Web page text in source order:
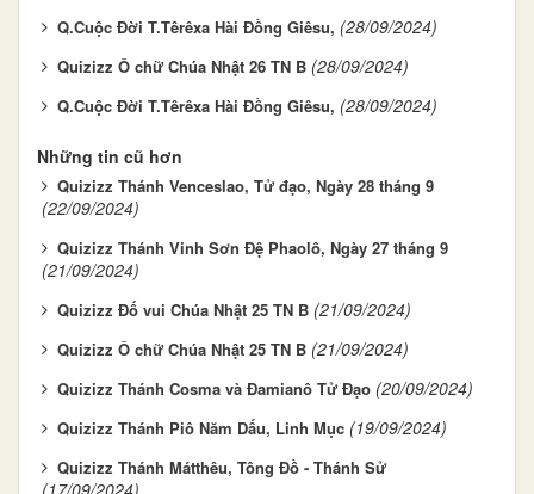
Q.Cuộc Đời T.Têrêxa Hài Ðồng Giêsu, (28/09/2024)
Quizizz Ô chữ Chúa Nhật 26 TN B (28/09/2024)
Q.Cuộc Đời T.Têrêxa Hài Ðồng Giêsu, (28/09/2024)
Những tin cũ hơn
Quizizz Thánh Venceslao, Tử đạo, Ngày 28 tháng 9
(22/09/2024)
Quizizz Thánh Vinh Sơn Đệ Phaolô, Ngày 27 tháng 9
(21/09/2024)
Quizizz Đố vui Chúa Nhật 25 TN B (21/09/2024)
Quizizz Ô chữ Chúa Nhật 25 TN B (21/09/2024)
Quizizz Thánh Cosma và Ðamianô Tử Đạo (20/09/2024)
Quizizz Thánh Piô Năm Dấu, Linh Mục (19/09/2024)
Quizizz Thánh Mátthêu, Tông Đồ - Thánh Sử
(17/09/2024)